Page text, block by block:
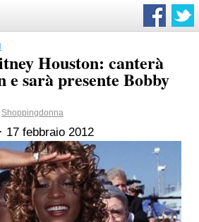
Houston: canterà
sarà presente Bobby
Shoppingdonna
· 17 febbraio 2012